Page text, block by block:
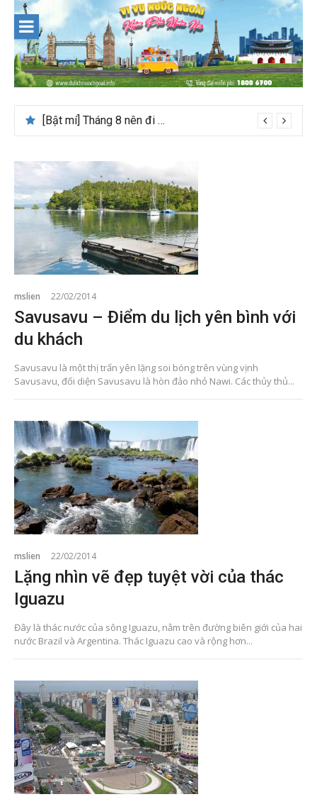
content
[Bật mí] Tháng 8 nên đi nước nào đẹp? Gợi ý 5+ tọa độ hot 2026
mslien 22/02/2014
Savusavu – Điểm du lịch yên bình với
du khách
Savusavu là một thị trấn yên lặng soi bóng trên vùng vịnh
Savusavu, đối diện Savusavu là hòn đảo nhỏ Nawi. Các thủy thủ...
mslien 22/02/2014
Lặng nhìn vẽ đẹp tuyệt vời của thác
Iguazu
Đây là thác nước của sông Iguazu, nằm trên đường biên giới của hai
nước Brazil và Argentina. Thác Iguazu cao và rộng hơn...